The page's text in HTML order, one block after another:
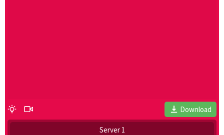
Download
Server 1